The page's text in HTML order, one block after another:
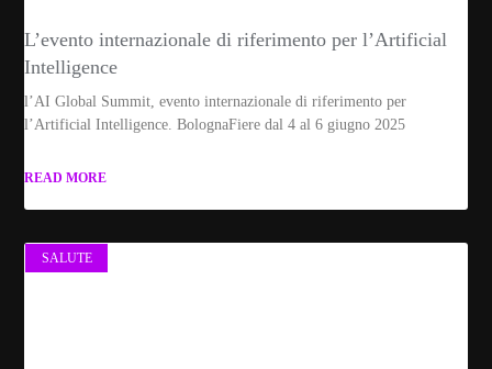
L’evento internazionale di riferimento per l’Artificial
Intelligence
l’AI Global Summit, evento internazionale di riferimento per
l’Artificial Intelligence. BolognaFiere dal 4 al 6 giugno 2025
READ MORE
SALUTE